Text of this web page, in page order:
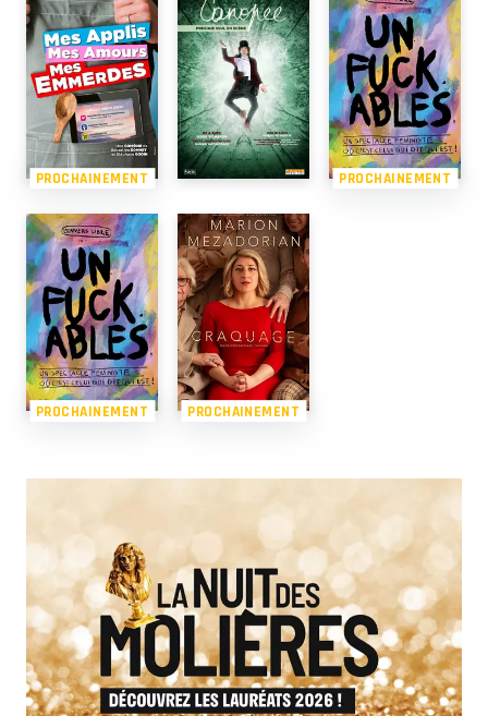
PROCHAINEMENT PROCHAINEMENT
PROCHAINEMENT PROCHAINEMENT